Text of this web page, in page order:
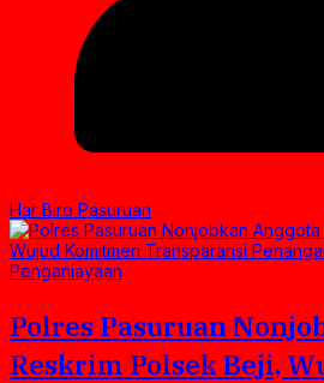
Har Biro Pasuruan
Polres Pasuruan
Reskrim Polsek Beji,